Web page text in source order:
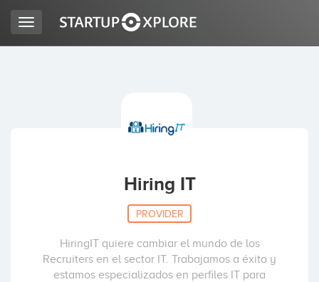
Toggle
navigation
Hiring IT
PROVIDER
HiringIT quiere cambiar el mundo de los
Recruiters en el sector IT. Trabajamos a éxito y
estamos especializados en perfiles IT para